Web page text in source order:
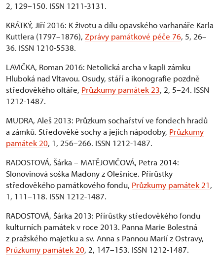
2, 129–150. ISSN 1211-3131.
KRÁTKÝ, Jiří 2016: K životu a dílu opavského varhanáře Karla
Kuttlera (1797–1876), Zprávy památkové péče 76, 5, 26–
36. ISSN 1210-5538.
LAVIČKA, Roman 2016: Netolická archa v kapli zámku
Hluboká nad Vltavou. Osudy, stáří a ikonografie pozdně
středověkého oltáře, Průzkumy památek 23, 2, 5–24. ISSN
1212-1487.
MUDRA, Aleš 2013: Průzkum sochařství ve fondech hradů
a zámků. Středověké sochy a jejich nápodoby, Průzkumy
památek 20, 1, 256–266. ISSN 1212-1487.
RADOSTOVÁ, Šárka – MATĚJOVIČOVÁ, Petra 2014:
Slonovinová soška Madony z Olešnice. Přírůstky
středověkého památkového fondu, Průzkumy památek 21,
1, 111–118. ISSN 1212-1487.
RADOSTOVÁ, Šárka 2013: Přírůstky středověkého fondu
kulturních památek v roce 2013. Panna Marie Bolestná
z pražského majetku a sv. Anna s Pannou Marií z Ostravy,
Průzkumy památek 20, 2, 147–153. ISSN 1212-1487.